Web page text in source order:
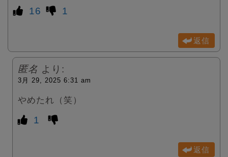
16 1
返信
匿名 より:
3月 29, 2025 6:31 am
やめたれ（笑）
1
返信